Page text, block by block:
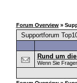
Forum Overview »
Supportforum
Rund um
Wenn Sie